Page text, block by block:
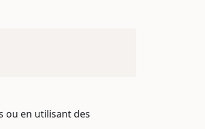
ou en utilisant des